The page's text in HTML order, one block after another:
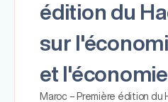
édition du
sur
et
Maroc – Première édition du